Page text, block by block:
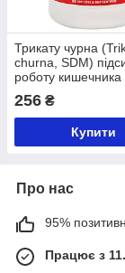
Трикату чурна
churna, SDM)
роботу кишечника
Аюрведа преміум
100 грам
256 ₴
Купити
Про нас
95%
Працює з